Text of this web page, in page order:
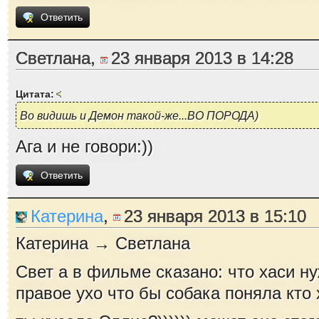
Ответить
Светлана, 23 января 2013 в 14:28
Цитата:
Во видишь и Демон такой-же...ВО ПОРОДА)
Ага и не говори:))
Ответить
Катерина,
23 января 2013 в 15:10
Катерина → Светлана
Свет а в фильме сказано: что хаси
правое ухо что бы собака поняла кто